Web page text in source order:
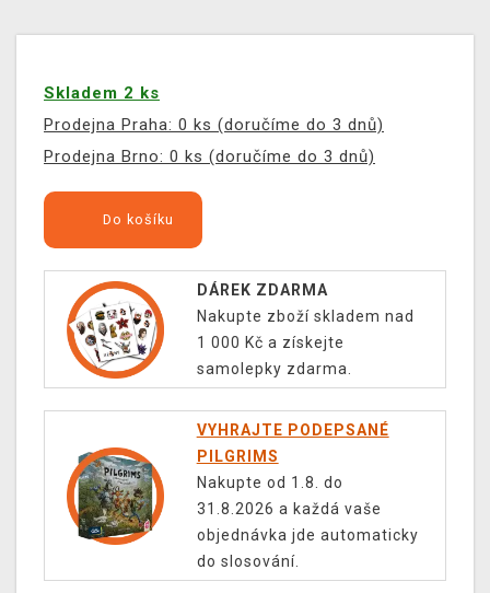
Skladem 2 ks
Prodejna Praha: 0 ks (doručíme do 3 dnů)
Prodejna Brno: 0 ks (doručíme do 3 dnů)
Do košíku
DÁREK ZDARMA
Nakupte zboží skladem nad
1 000 Kč a získejte
samolepky zdarma.
VYHRAJTE PODEPSANÉ
PILGRIMS
Nakupte od 1.8. do
31.8.2026 a každá vaše
objednávka jde automaticky
do slosování.